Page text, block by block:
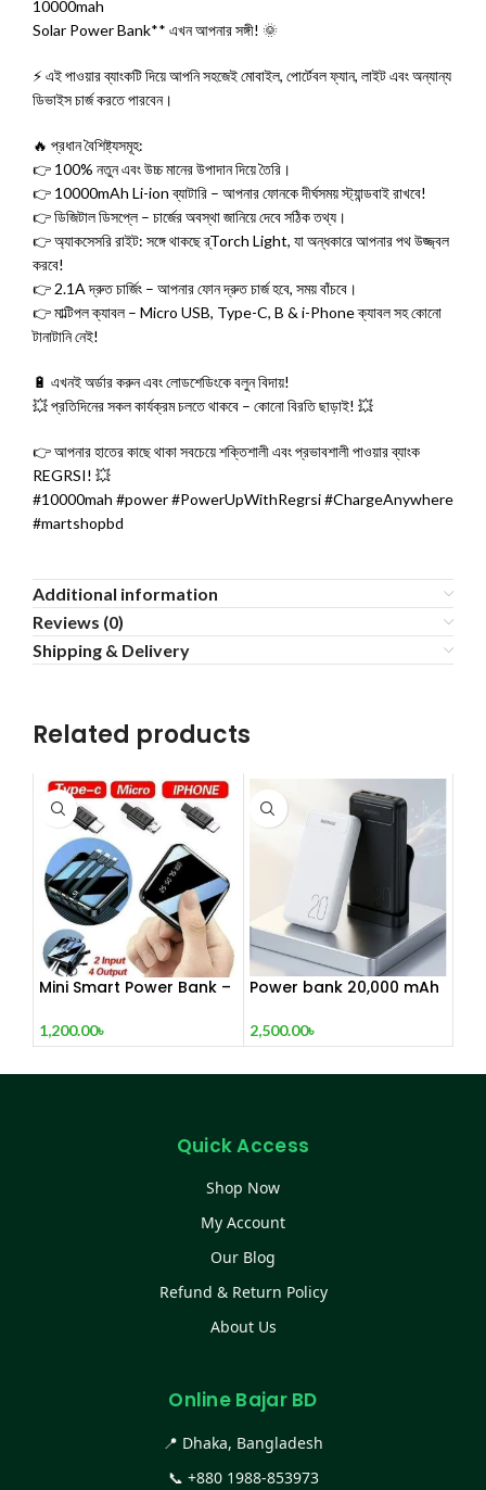
10000mah
Solar Power Bank** এখন আপনার সঙ্গী! 🌞
⚡ এই পাওয়ার ব্যাংকটি দিয়ে আপনি সহজেই মোবাইল, পোর্টেবল ফ্যান, লাইট এবং অন্যান্য
ডিভাইস চার্জ করতে পারবেন।
🔥 প্রধান বৈশিষ্ট্যসমূহ:
👉 100% নতুন এবং উচ্চ মানের উপাদান দিয়ে তৈরি।
👉 10000mAh Li-ion ব্যাটারি – আপনার ফোনকে দীর্ঘসময় স্ট্যান্ডবাই রাখবে!
👉 ডিজিটাল ডিসপ্লে – চার্জের অবস্থা জানিয়ে দেবে সঠিক তথ্য।
👉 অ্যাকসেসরি রাইট: সঙ্গে থাকছে র্Torch Light, যা অন্ধকারে আপনার পথ উজ্জ্বল
করবে!
👉 2.1A দ্রুত চার্জিং – আপনার ফোন দ্রুত চার্জ হবে, সময় বাঁচবে।
👉 মাল্টিপল ক্যাবল – Micro USB, Type-C, B & i-Phone ক্যাবল সহ কোনো
টানাটানি নেই!
🔋 এখনই অর্ডার করুন এবং লোডশেডিংকে বলুন বিদায়!
💥 প্রতিদিনের সকল কার্যক্রম চলতে থাকবে – কোনো বিরতি ছাড়াই! 💥
👉 আপনার হাতের কাছে থাকা সবচেয়ে শক্তিশালী এবং প্রভাবশালী পাওয়ার ব্যাংক
REGRSI! 💥
#10000mah #power #PowerUpWithRegrsi #ChargeAnywhere
#martshopbd
Additional information
Reviews (0)
Shipping & Delivery
Related products
Mini Smart Power Bank –
1,200.00৳
Power bank 20,000 mAh
with stylish premium
look & design –
VDENMENV DP 10
2,500.00৳
Quick Access
Shop Now
My Account
Our Blog
Refund & Return Policy
About Us
Online Bajar BD
📍 Dhaka, Bangladesh
📞 +880 1988-853973